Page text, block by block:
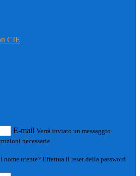
CIE
E-mail Verrà inviato un messaggio
necessarie.
nome utente? Effettua il reset della password